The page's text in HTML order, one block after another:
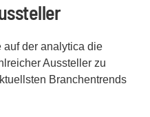
auf der analytica die
Aussteller zu
Branchentrends